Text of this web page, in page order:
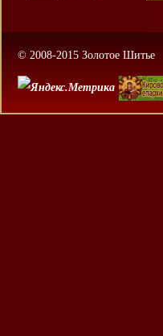
© 2008-2015 Золотое Шитье